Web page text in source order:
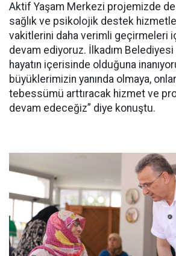
Aktif Yaşam Merkezi projemizde
sağlık ve psikolojik destek
vakitlerini daha verimli geçirmeleri
devam ediyoruz. İlkadım Belediyesi
hayatın içerisinde olduğuna
büyüklerimizin yanında olmaya,
tebessümü arttıracak hizmet ve
devam edeceğiz” diye konuştu.